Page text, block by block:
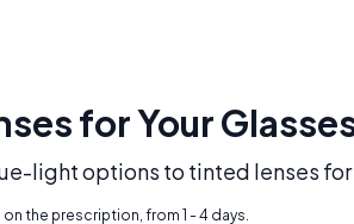
for Your
light options to tinted lenses
the prescription, from 1 - 4 days.